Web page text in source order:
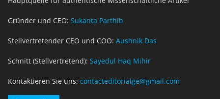
Gründer und CEO: Sukanta Parthib
Stellvertretender CEO und COO: Aushnik Das
Schnitt (Stellvertretend): Sayedul Haq Mihir
Kontaktieren Sie uns: contacteditorialge@gmail.com